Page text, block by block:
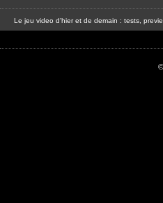
Le jeu video d'hier et de demain : tests,